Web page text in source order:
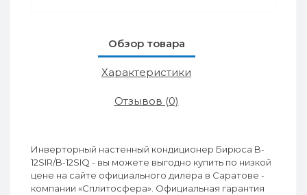
Обзор товара
Характеристики
Отзывов (0)
Инверторный настенный кондиционер Бирюса B-
12SIR/B-12SIQ - вы можете выгодно купить по низкой
цене на сайте официального дилера в Саратове -
компании «Сплитосфера». Официальная гарантия